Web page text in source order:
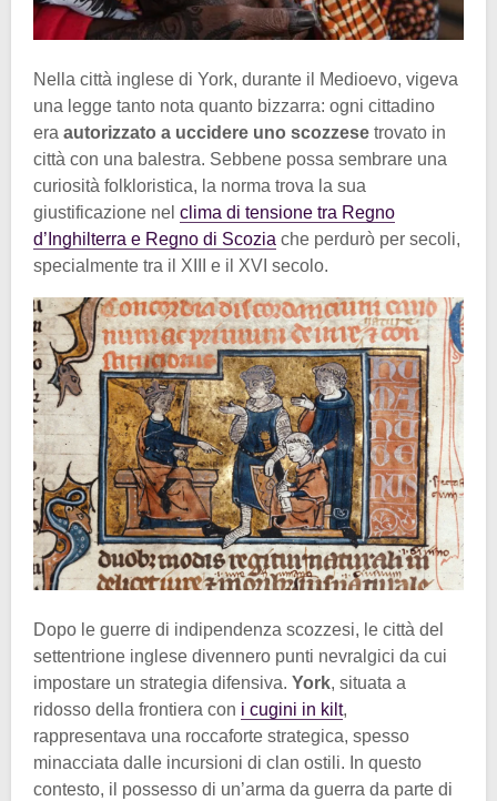
Nella città inglese di York, durante il Medioevo, vigeva
una legge tanto nota quanto bizzarra: ogni cittadino
era autorizzato a uccidere uno scozzese trovato in
città con una balestra. Sebbene possa sembrare una
curiosità folkloristica, la norma trova la sua
giustificazione nel clima di tensione tra Regno
d’Inghilterra e Regno di Scozia che perdurò per secoli,
specialmente tra il XIII e il XVI secolo.
Dopo le guerre di indipendenza scozzesi, le città del
settentrione inglese divennero punti nevralgici da cui
impostare un strategia difensiva. York, situata a
ridosso della frontiera con i cugini in kilt,
rappresentava una roccaforte strategica, spesso
minacciata dalle incursioni di clan ostili. In questo
contesto, il possesso di un’arma da guerra da parte di